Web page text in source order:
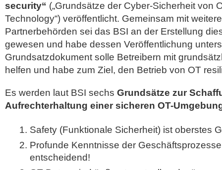
security“ („Grundsätze der Cyber-Sicherheit von
Technology“) veröffentlicht. Gemeinsam mit
Partnerbehörden sei das BSI an der Erstellung
gewesen und habe dessen Veröffentlichung
Grundsatzdokument solle Betreibern mit
helfen und habe zum Ziel, den Betrieb von OT
Es werden laut BSI sechs Grundsätze zur
Aufrechterhaltung einer sicheren OT-
Safety (Funktionale Sicherheit) ist oberstes
Profunde Kenntnisse der
entscheidend!